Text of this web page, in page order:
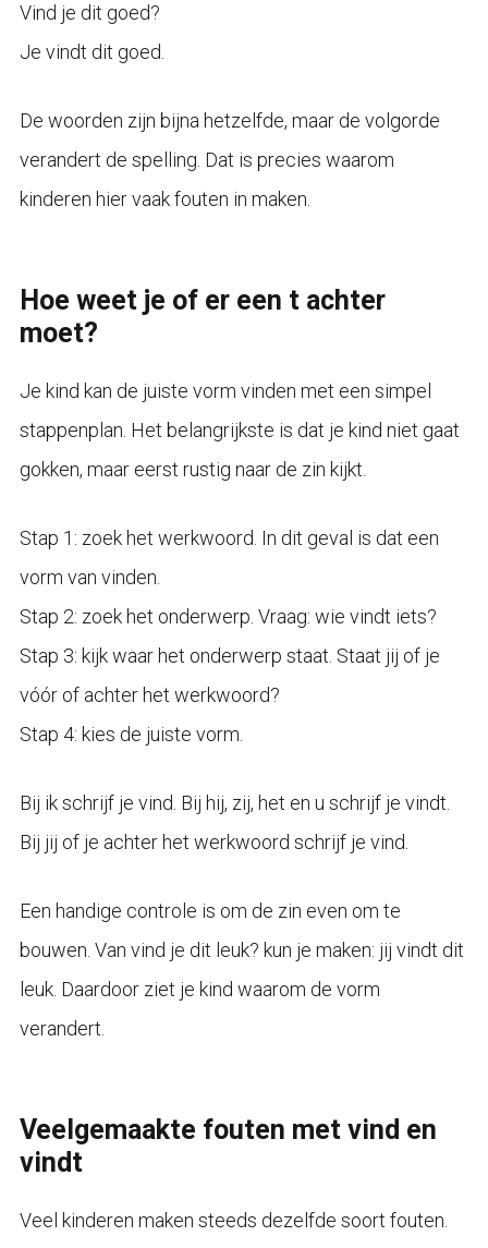
Vind je dit goed?
Je vindt dit goed.
De woorden zijn bijna hetzelfde, maar de volgorde
verandert de spelling. Dat is precies waarom
kinderen hier vaak fouten in maken.
Hoe weet je of er een t achter
moet?
Je kind kan de juiste vorm vinden met een simpel
stappenplan. Het belangrijkste is dat je kind niet gaat
gokken, maar eerst rustig naar de zin kijkt.
Stap 1: zoek het werkwoord. In dit geval is dat een
vorm van vinden.
Stap 2: zoek het onderwerp. Vraag: wie vindt iets?
Stap 3: kijk waar het onderwerp staat. Staat jij of je
vóór of achter het werkwoord?
Stap 4: kies de juiste vorm.
Bij ik schrijf je vind. Bij hij, zij, het en u schrijf je vindt.
Bij jij of je achter het werkwoord schrijf je vind.
Een handige controle is om de zin even om te
bouwen. Van vind je dit leuk? kun je maken: jij vindt dit
leuk. Daardoor ziet je kind waarom de vorm
verandert.
Veelgemaakte fouten met vind en
vindt
Veel kinderen maken steeds dezelfde soort fouten.